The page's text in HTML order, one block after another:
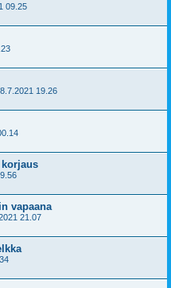
09.25
19.26
vapaana
21.07